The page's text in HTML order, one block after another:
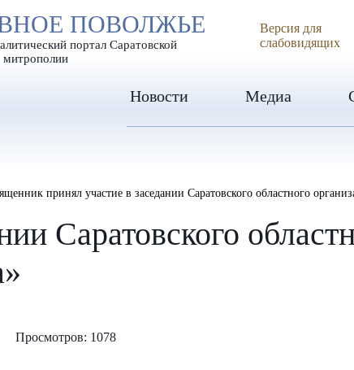
А ИЗОБРАЖЕНИЯ
ПОВОЛЖЬЕ
портал Саратовской
митрополии
Версия для
слабовидящих
Новости Медиа
принял участие в заседании Саратовского областного
Саратовского
Просмотров: 1078